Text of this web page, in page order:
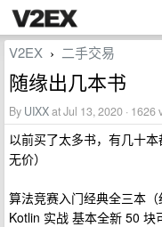
V2EX › 二手交易
随缘出几本书
By UIXXat Jul 13, 2020 · 1626
以前买了太多书，有几十
无价）
算法竞赛入门经典全三本
Kotlin 实战 基本全新 50 块